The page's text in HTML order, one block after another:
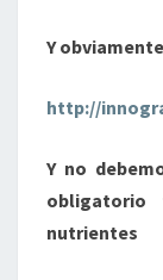
Y
http://
Y no
obligatorio
nutrientes